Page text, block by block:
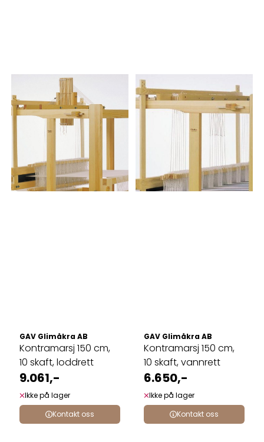
GAV Glimåkra AB
Kontramarsj 150 cm,
10 skaft, loddrett
9.061,-
Ikke på lager
Kontakt oss
GAV Glimåkra AB
Kontramarsj 150 cm,
10 skaft, vannrett
6.650,-
Ikke på lager
Kontakt oss